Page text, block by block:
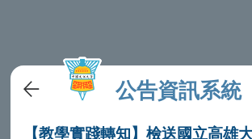
公告資訊系統
【教學實踐轉知】檢送國立高雄